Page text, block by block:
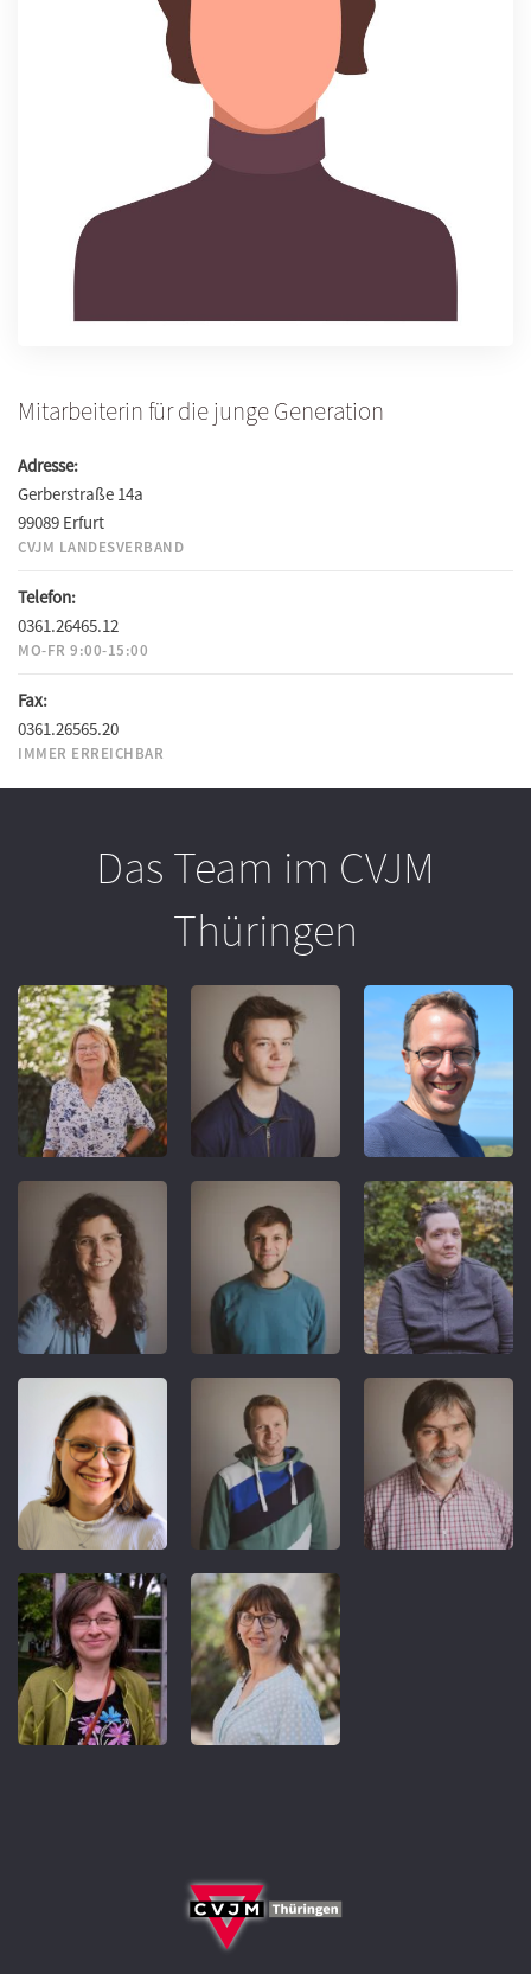
Mitarbeiterin für die junge Generation
Adresse:
Gerberstraße 14a
99089 Erfurt
CVJM LANDESVERBAND
Telefon:
0361.26465.12
MO-FR 9:00-15:00
Fax:
0361.26565.20
IMMER ERREICHBAR
Das Team im CVJM
Thüringen
REFERENT